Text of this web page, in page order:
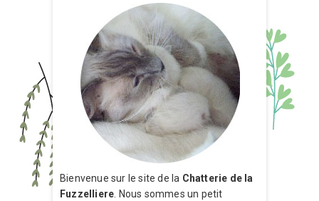
Bienvenue sur le site de la Chatterie de la
Fuzzelliere. Nous sommes un petit